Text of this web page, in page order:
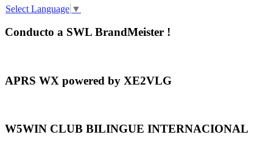
Select Language ▼
Conducto a SWL BrandMeister !
APRS WX powered by XE2VLG
W5WIN CLUB BILINGUE INTERNACIONAL